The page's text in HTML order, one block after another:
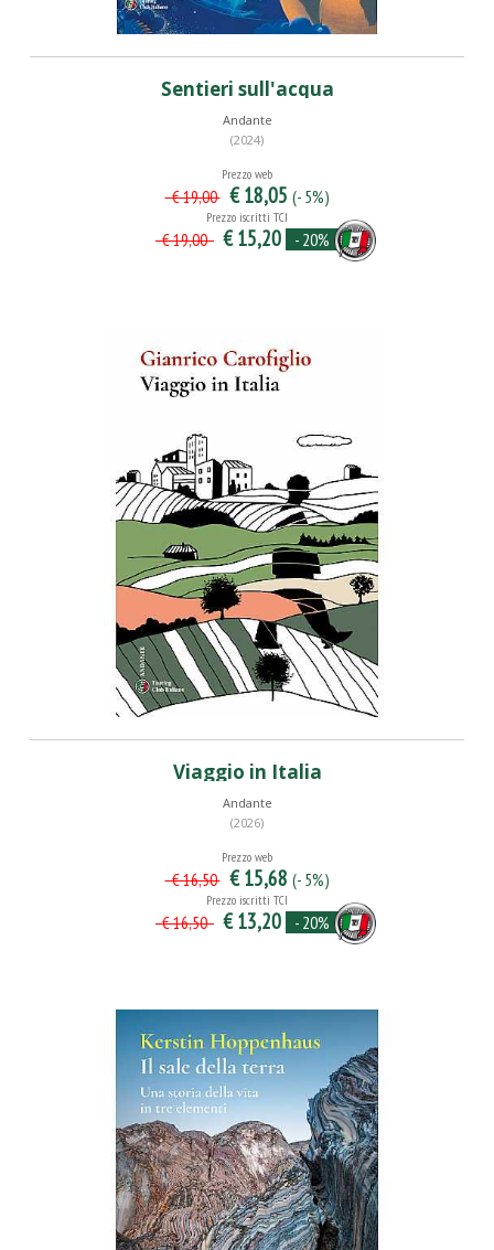
Sentieri sull'acqua
Andante
(2024)
Prezzo web
€ 19,00 € 18,05 (- 5%)
Prezzo iscritti TCI
€ 19,00 € 15,20 - 20%
Viaggio in Italia
Andante
(2026)
Prezzo web
€ 16,50 € 15,68 (- 5%)
Prezzo iscritti TCI
€ 16,50 € 13,20 - 20%